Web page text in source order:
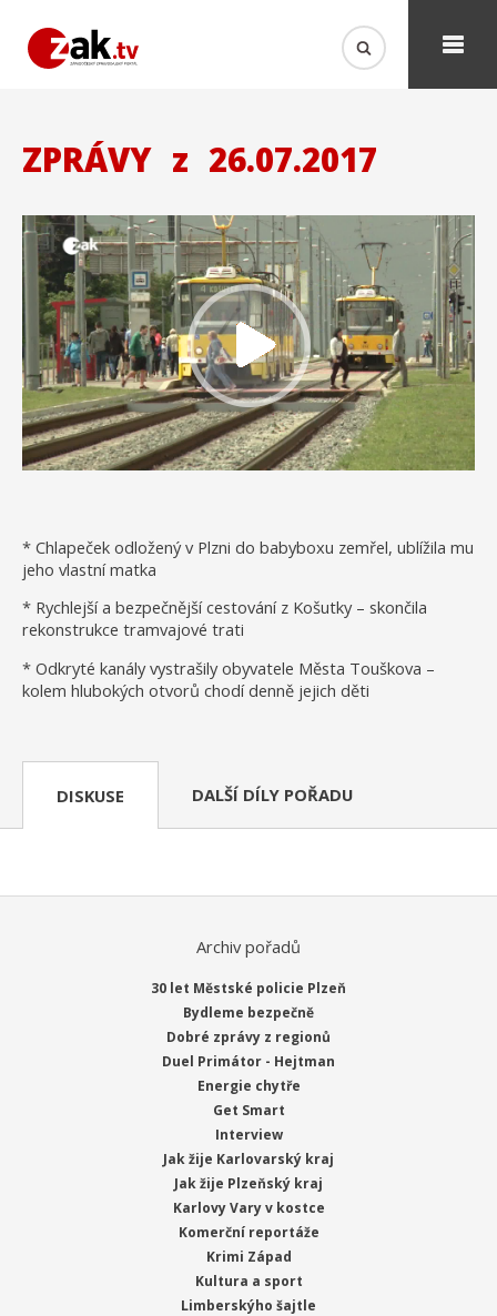
ZPRÁVY z 26.07.2017
* Chlapeček odložený v Plzni do babyboxu zemřel, ublížila mu
jeho vlastní matka
* Rychlejší a bezpečnější cestování z Košutky – skončila
rekonstrukce tramvajové trati
* Odkryté kanály vystrašily obyvatele Města Touškova –
kolem hlubokých otvorů chodí denně jejich děti
DISKUSE DALŠÍ DÍLY POŘADU
Archiv pořadů
30 let Městské policie Plzeň
Bydleme bezpečně
Dobré zprávy z regionů
Duel Primátor - Hejtman
Energie chytře
Get Smart
Interview
Jak žije Karlovarský kraj
Jak žije Plzeňský kraj
Karlovy Vary v kostce
Komerční reportáže
Krimi Západ
Kultura a sport
Limberskýho šajtle